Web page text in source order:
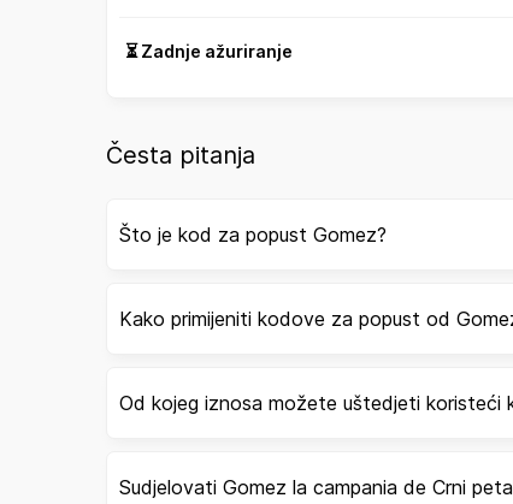
⏳ Zadnje ažuriranje
Česta pitanja
Što je kod za popust Gomez?
Kako primijeniti kodove za popust od
Od kojeg iznosa možete uštedjeti koristeći
Sudjelovati Gomez la campania de Crni